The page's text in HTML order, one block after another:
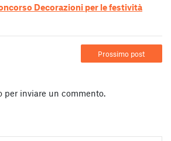
Decorazioni per le festività
Prossimo post
per inviare un commento.